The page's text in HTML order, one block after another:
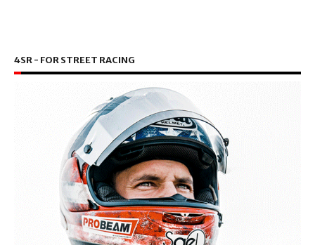
4SR - FOR STREET RACING